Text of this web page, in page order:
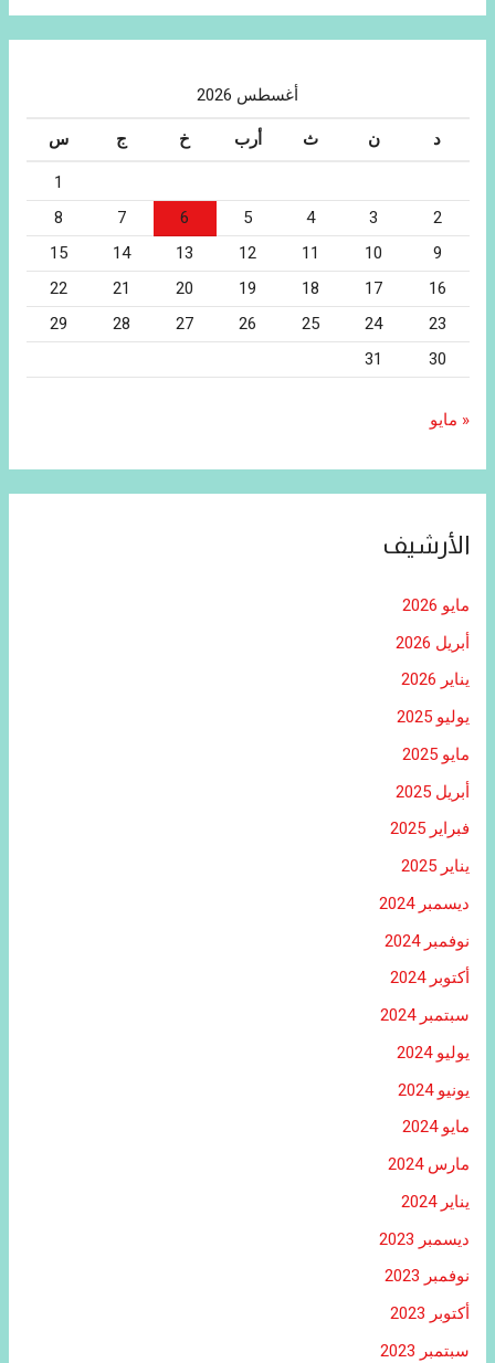
أغسطس 2026
د ن ث أرب خ ج س
1
2
3
4
5
6
7
8
9
10
11
12
13
14
15
16
17
18
19
20
21
22
23
24
25
26
27
28
29
30
31
« مايو
الأرشيف
مايو 2026
أبريل 2026
يناير 2026
يوليو 2025
مايو 2025
أبريل 2025
فبراير 2025
يناير 2025
ديسمبر 2024
نوفمبر 2024
أكتوبر 2024
سبتمبر 2024
يوليو 2024
يونيو 2024
مايو 2024
مارس 2024
يناير 2024
ديسمبر 2023
نوفمبر 2023
أكتوبر 2023
سبتمبر 2023